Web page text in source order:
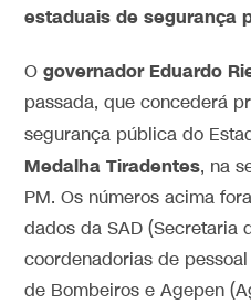
estaduais de segurança
Ogovernador Eduardo
passada, que concederá
segurança pública do
Medalha Tiradentes, na
PM. Os números acima
dados da SAD (Secretaria
coordenadorias de
de Bombeiros e Agepen